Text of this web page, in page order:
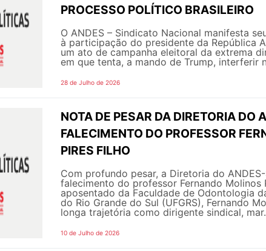
PROCESSO POLÍTICO BRASILEIRO
O ANDES – Sindicato Nacional manifesta
à participação do presidente da República
um ato de campanha eleitoral da extrema
em que tenta, a mando de Trump, interferir
28 de Julho de 2026
NOTA DE PESAR DA DIRETORIA DO
FALECIMENTO DO PROFESSOR
PIRES FILHO
Com profundo pesar, a Diretoria do
falecimento do professor Fernando Molinos
aposentado da Faculdade de Odontologia
do Rio Grande do Sul (UFGRS), Fernando
longa trajetória como dirigente sindical,
10 de Julho de 2026